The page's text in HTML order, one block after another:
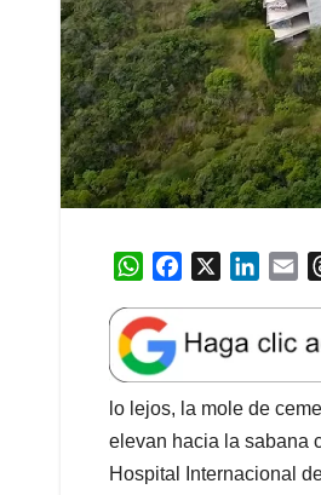
W
a
t
s
A
p
p
e
b
o
o
k
k
e
d
I
n
l
lo lejos, la mole de
elevan hacia la sabana
Hospital Internacional